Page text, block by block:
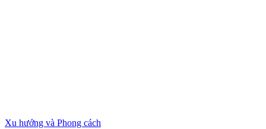
Xu hướng và Phong cách